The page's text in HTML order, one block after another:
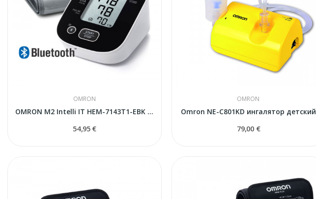
OMRON
OMRON M2 Intelli IT HEM-7143T1-EBK тонометр...
54,95 €
OMRON
Omron NE-C801KD ингалятор детский
79,00 €